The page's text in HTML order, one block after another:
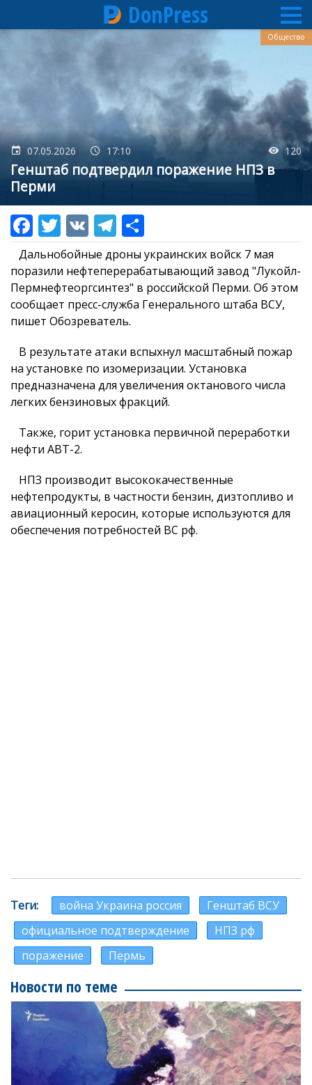
Перейти
DonPress
07.05.2026 17:10 120
Генштаб подтвердил поражение НПЗ в
Перми
Общество
Дальнобойные дроны украинских войск 7 мая
поразили нефтеперерабатывающий завод "Лукойл-
Пермнефтеоргсинтез" в российской Перми. Об этом
сообщает пресс-служба Генерального штаба ВСУ,
пишет Обозреватель.
В результате атаки вспыхнул масштабный пожар
на установке по изомеризации. Установка
предназначена для увеличения октанового числа
легких бензиновых фракций.
Также, горит установка первичной переработки
нефти АВТ-2.
НПЗ производит высококачественные
нефтепродукты, в частности бензин, дизтопливо и
авиационный керосин, которые используются для
обеспечения потребностей ВС рф.
Теги война Украина россия
Генштаб ВСУ
официальное подтверждение
НПЗ рф
поражение
Пермь
Новости по теме